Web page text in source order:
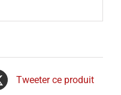
Tweeter ce produit